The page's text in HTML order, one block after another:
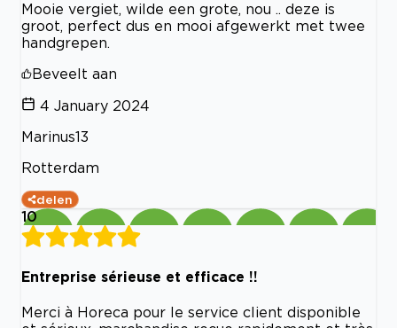
Mooie vergiet, wilde een grote, nou .. deze is
groot, perfect dus en mooi afgewerkt met twee
handgrepen.
Beveelt aan
4 January 2024
Marinus13
Rotterdam
delen
10
Entreprise sérieuse et efficace !!
Merci à Horeca pour le service client disponible